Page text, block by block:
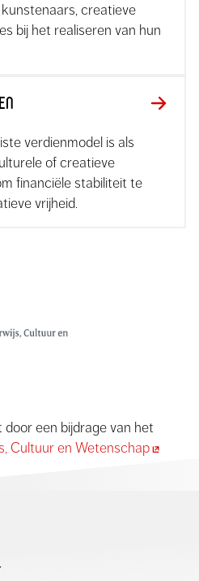
creatieve
bij het realiseren van hun
verdienmodel is als
of creatieve
financiële stabiliteit te
vrijheid.
een bijdrage van het
Cultuur en Wetenschap